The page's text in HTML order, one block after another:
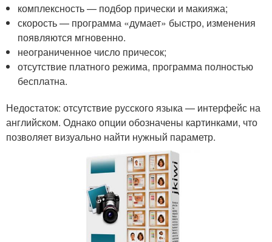
комплексность — подбор прически и макияжа;
скорость — программа «думает» быстро, изменения
появляются мгновенно.
неограниченное число причесок;
отсутствие платного режима, программа полностью
бесплатна.
Недостаток: отсутствие русского языка — интерфейс на
английском. Однако опции обозначены картинками, что
позволяет визуально найти нужный параметр.